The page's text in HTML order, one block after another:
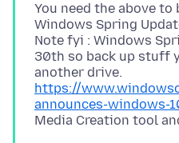
You need the above
Windows Spring
Note fyi : Windows
30th so back up stuff
another drive.
https://
announces-windows-